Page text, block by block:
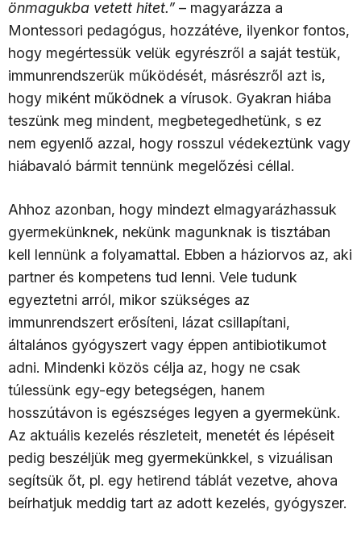
önmagukba vetett hitet.” – magyarázza a
Montessori pedagógus, hozzátéve, ilyenkor fontos,
hogy megértessük velük egyrészről a saját testük,
immunrendszerük működését, másrészről azt is,
hogy miként működnek a vírusok. Gyakran hiába
teszünk meg mindent, megbetegedhetünk, s ez
nem egyenlő azzal, hogy rosszul védekeztünk vagy
hiábavaló bármit tennünk megelőzési céllal.
Ahhoz azonban, hogy mindezt elmagyarázhassuk
gyermekünknek, nekünk magunknak is tisztában
kell lennünk a folyamattal. Ebben a háziorvos az, aki
partner és kompetens tud lenni. Vele tudunk
egyeztetni arról, mikor szükséges az
immunrendszert erősíteni, lázat csillapítani,
általános gyógyszert vagy éppen antibiotikumot
adni. Mindenki közös célja az, hogy ne csak
túlessünk egy-egy betegségen, hanem
hosszútávon is egészséges legyen a gyermekünk.
Az aktuális kezelés részleteit, menetét és lépéseit
pedig beszéljük meg gyermekünkkel, s vizuálisan
segítsük őt, pl. egy hetirend táblát vezetve, ahova
beírhatjuk meddig tart az adott kezelés, gyógyszer.